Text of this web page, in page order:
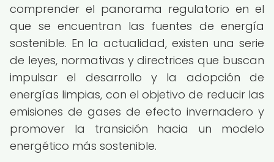
comprender el panorama regulatorio en el
que se encuentran las fuentes de energía
sostenible. En la actualidad, existen una serie
de leyes, normativas y directrices que buscan
impulsar el desarrollo y la adopción de
energías limpias, con el objetivo de reducir las
emisiones de gases de efecto invernadero y
promover la transición hacia un modelo
energético más sostenible.